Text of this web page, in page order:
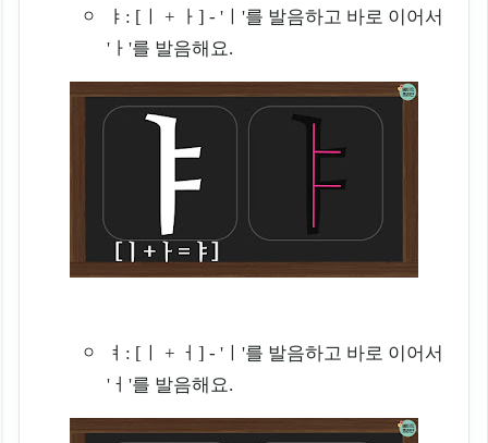
ㅑ: [ㅣ + ㅏ] - 'ㅣ'를 발음하고 바로 이어서
'ㅏ'를 발음해요.
ㅕ: [ㅣ + ㅓ] - 'ㅣ'를 발음하고 바로 이어서
'ㅓ'를 발음해요.